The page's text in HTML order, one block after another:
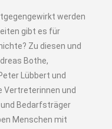
werden
gibt es für
Zu diesen und
Bothe,
Lübbert und
Vertreterinnen und
Bedarfsträger
Menschen mit